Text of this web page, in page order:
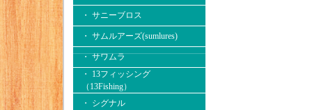
・ サニーブロス
・ サムルアーズ(sumlures)
・ サワムラ
・ 13フィッシング
（13Fishing）
・ シグナル